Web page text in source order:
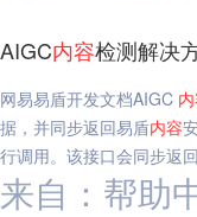
AIGC内容检测解决
网易易盾开发文档AIGC
据，并同步返回易盾内容
行调用。该接口会同步返
来自：帮助